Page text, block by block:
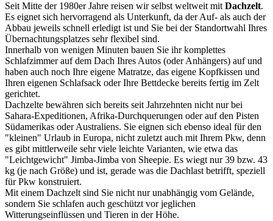
Seit Mitte der 1980er Jahre reisen wir selbst weltweit mit Dachzelt.
Es eignet sich hervorragend als Unterkunft, da der Auf- als auch der
Abbau jeweils schnell erledigt ist und Sie bei der Standortwahl Ihres
Übernachtungsplatzes sehr flexibel sind.
Innerhalb von wenigen Minuten bauen Sie ihr komplettes
Schlafzimmer auf dem Dach Ihres Autos (oder Anhängers) auf und
haben auch noch Ihre eigene Matratze, das eigene Kopfkissen und
Ihren eigenen Schlafsack oder Ihre Bettdecke bereits fertig im Zelt
gerichtet.
Dachzelte bewähren sich bereits seit Jahrzehnten nicht nur bei
Sahara-Expeditionen, Afrika-Durchquerungen oder auf den Pisten
Südamerikas oder Australiens. Sie eignen sich ebenso ideal für den
"kleinen" Urlaub in Europa, nicht zuletzt auch mit Ihrem Pkw, denn
es gibt mittlerweile sehr viele leichte Varianten, wie etwa das
"Leichtgewicht" Jimba-Jimba von Sheepie. Es wiegt nur 39 bzw. 43
kg (je nach Größe) und ist, gerade was die Dachlast betrifft, speziell
für Pkw konstruiert.
Mit einem Dachzelt sind Sie nicht nur unabhängig vom Gelände,
sondern Sie schlafen auch geschützt vor jeglichen
Witterungseinflüssen und Tieren in der Höhe.